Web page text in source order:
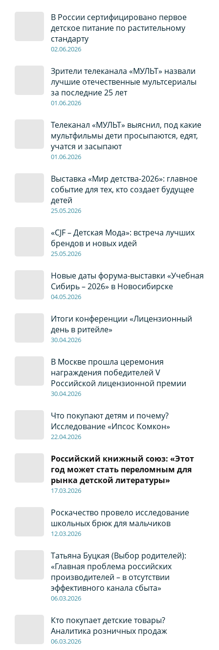
В России сертифицировано первое
детское питание по растительному
стандарту
02.06.2026
Зрители телеканала «МУЛЬТ» назвали
лучшие отечественные мультсериалы
за последние 25 лет
01.06.2026
Телеканал «МУЛЬТ» выяснил, под какие
мультфильмы дети просыпаются, едят,
учатся и засыпают
01.06.2026
Выставка «Мир детства-2026»: главное
событие для тех, кто создает будущее
детей
25.05.2026
«CJF – Детская Мода»: встреча лучших
брендов и новых идей
25.05.2026
Новые даты форума-выставки «Учебная
Сибирь – 2026» в Новосибирске
04.05.2026
Итоги конференции «Лицензионный
день в ритейле»
30.04.2026
В Москве прошла церемония
награждения победителей V
Российской лицензионной премии
30.04.2026
Что покупают детям и почему?
Исследование «Ипсос Комкон»
22.04.2026
Российский книжный союз: «Этот
год может стать переломным для
рынка детской литературы»
17.03.2026
Роскачество провело исследование
школьных брюк для мальчиков
12.03.2026
Татьяна Буцкая (Выбор родителей):
«Главная проблема российских
производителей – в отсутствии
эффективного канала сбыта»
06.03.2026
Кто покупает детские товары?
Аналитика розничных продаж
06.03.2026